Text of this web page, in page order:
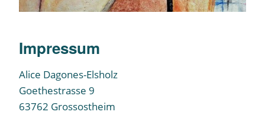
Impressum
Alice Dagones-Elsholz
Goethestrasse 9
63762 Grossostheim